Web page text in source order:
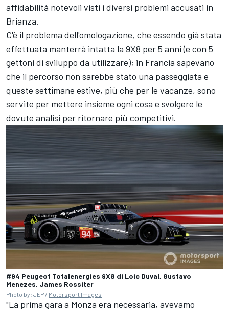
affidabilità notevoli visti i diversi problemi accusati in
Brianza.
C'è il problema dell'omologazione, che essendo già stata
effettuata manterrà intatta la 9X8 per 5 anni (e con 5
gettoni di sviluppo da utilizzare); in Francia sapevano
che il percorso non sarebbe stato una passeggiata e
queste settimane estive, più che per le vacanze, sono
servite per mettere insieme ogni cosa e svolgere le
dovute analisi per ritornare più competitivi.
#94 Peugeot Totalenergies 9X8 di Loic Duval, Gustavo
Menezes, James Rossiter
Photo by: JEP / Motorsport Images
"La prima gara a Monza era necessaria, avevamo